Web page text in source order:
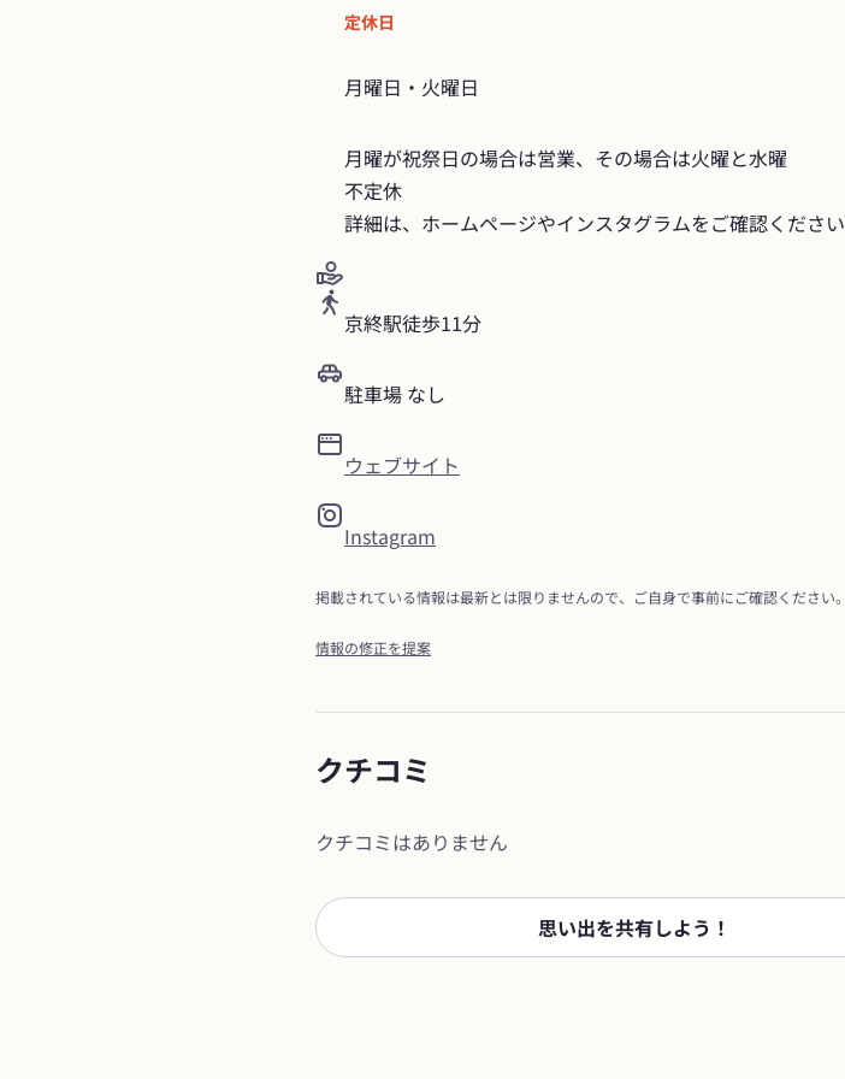
定休日
月曜日・火曜日
月曜が祝祭日の場合は営業、その場合は火曜と水曜
不定休
詳細は、ホームページやインスタグラムをご確認ください
京終駅徒歩11分
駐車場 なし
ウェブサイト
Instagram
掲載されている情報は最新とは限りませんので、ご自身で事前にご確認ください。
情報の修正を提案
クチコミ
クチコミはありません
思い出を共有しよう！